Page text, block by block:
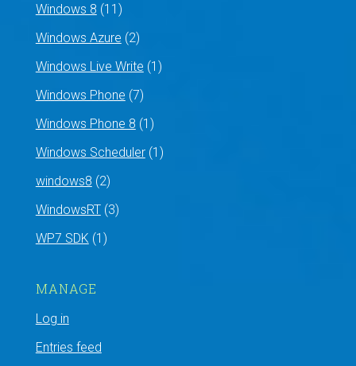
Windows 8 (11)
Windows Azure (2)
Windows Live Write (1)
Windows Phone (7)
Windows Phone 8 (1)
Windows Scheduler(1)
windows8 (2)
WindowsRT(3)
WP7 SDK (1)
MANAGE
Log in
Entries feed